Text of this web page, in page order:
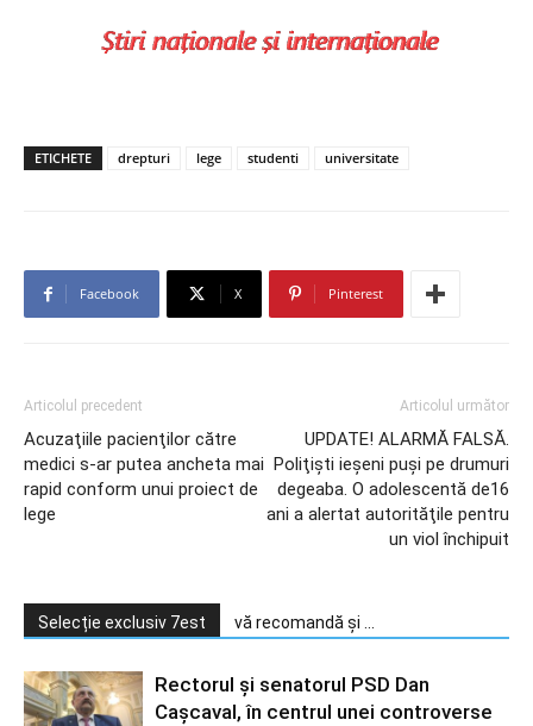
ETICHETE drepturi lege studenti universitate
Facebook X Pinterest
Articolul precedent
Acuzaţiile pacienţilor către
medici s-ar putea ancheta mai
rapid conform unui proiect de
lege
Articolul următor
UPDATE! ALARMĂ FALSĂ.
Poliţişti ieşeni puşi pe drumuri
degeaba. O adolescentă de16
ani a alertat autorităţile pentru
un viol închipuit
Selecție exclusiv 7est vă recomandă și ...
Rectorul și senatorul PSD Dan
Cașcaval, în centrul unei controverse